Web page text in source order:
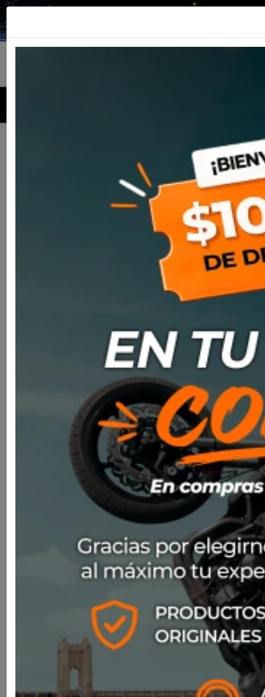
Casco Nolan N80-8 Mandrake
Casco Nolan N80-8 Mandrake
N880015380475
La excelencia de los cascos integrales de policarbonato
para carretera, heredero del aclamado N87. Con su diseño
atrevido y moderno, este casco redefine la excelencia.
Cada detalle, desde la carcasa hasta las tomas de aire
estratégicamente situadas, ha sido definido por Nolan.
Experimenta una comodidad y un estilo inigualables en tus
viajes.